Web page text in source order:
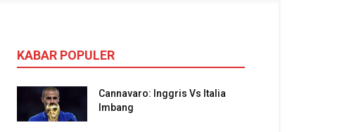
KABAR POPULER
Cannavaro: Inggris Vs Italia
Imbang